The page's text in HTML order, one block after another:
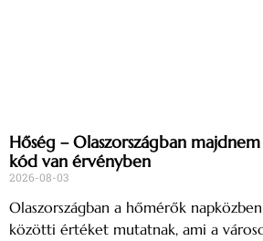
Hőség – Olaszországban
kód van érvényben
2026-08-03
Olaszországban a hőmérők
közötti értéket mutatnak, ami a